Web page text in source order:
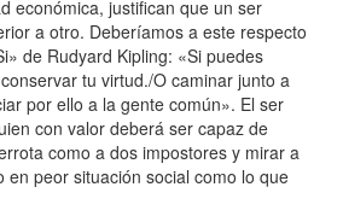
económica, justifican que un ser
a otro. Deberíamos a este respecto
de Rudyard Kipling: «Si puedes
tu virtud./O caminar junto a
por ello a la gente común». El ser
con valor deberá ser capaz de
como a dos impostores y mirar a
en peor situación social como lo que